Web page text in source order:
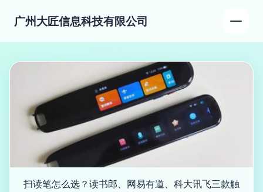
广州大匠信息科技有限公司
扫读笔怎么选？读书郎、网易有道、科大讯飞三款触